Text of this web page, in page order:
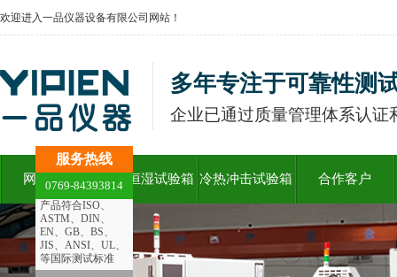
欢迎进入一品仪器设备有限公司网站！
多年专注于可靠性测
企业已通过质量管理体系认证
网站首页 恒温恒湿试验箱 冷热冲击试验箱 合作客户
服务热线
0769-84393814
产品符合ISO、
ASTM、DIN、
EN、GB、BS、
JIS、ANSI、UL、
等国际测试标准